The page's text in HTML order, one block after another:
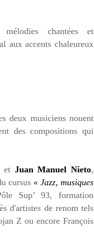
chantées et
aux accents chaleureux
deux musiciens nouent
des compositions qui
et Juan Manuel Nieto,
cursus « Jazz, musiques
Sup’ 93, formation
d'artistes de renom tels
Z ou encore François